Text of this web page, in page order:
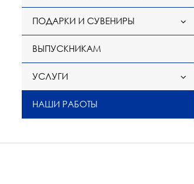
ПОДАРКИ И СУВЕНИРЫ
ВЫПУСКНИКАМ
УСЛУГИ
НАШИ РАБОТЫ